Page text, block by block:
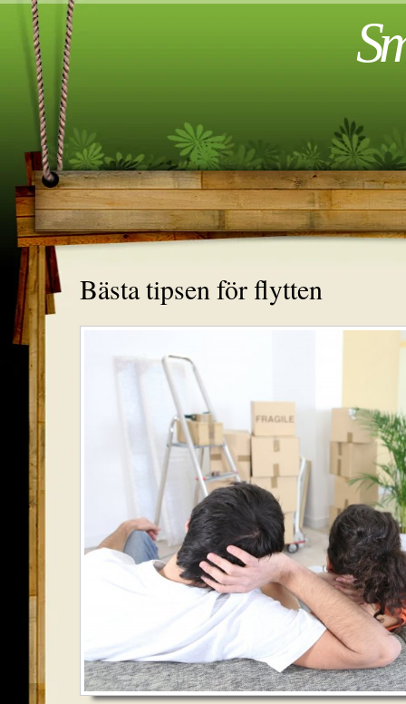
Bästa tipsen för flytten